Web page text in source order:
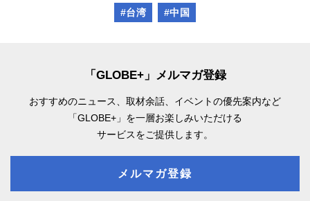
#台湾 #中国
「GLOBE+」メルマガ登録
おすすめのニュース、取材余話、 イベントの優先案内など
「GLOBE+」を一層お楽しみいただける
サービスをご提供します。
メルマガ登録